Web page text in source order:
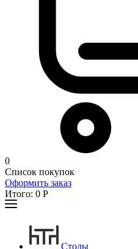
0
Список покупок
Оформить заказ
Итого: 0 Р
Столы